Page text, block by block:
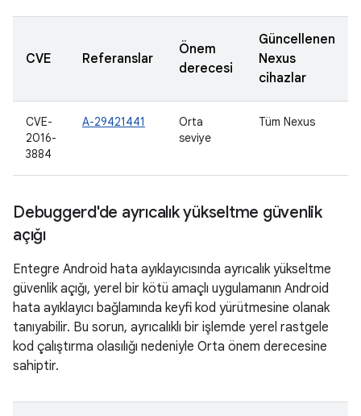
CVE Referanslar
Önem
derecesi
Güncellenen
Nexus
cihazlar
CVE-
2016-
3884
A-29421441
Orta
seviye
Tüm Nexus
Debuggerd'de ayrıcalık yükseltme güvenlik
açığı
Entegre Android hata ayıklayıcısında ayrıcalık yükseltme
güvenlik açığı, yerel bir kötü amaçlı uygulamanın Android
hata ayıklayıcı bağlamında keyfi kod yürütmesine olanak
tanıyabilir. Bu sorun, ayrıcalıklı bir işlemde yerel rastgele
kod çalıştırma olasılığı nedeniyle Orta önem derecesine
sahiptir.